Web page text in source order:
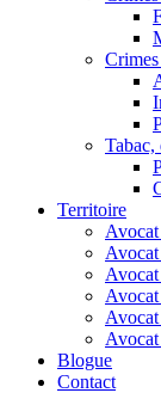
Tabac,
Territoire
Blogue
Contact